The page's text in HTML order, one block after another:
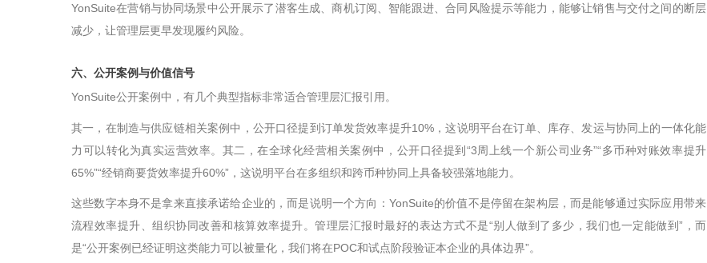
YonSuite在营销与协同场景中公开展示了潜客生成、商机订阅、智能跟进、合同风险提示等能力，能够让销售与交付之间的断层
减少，让管理层更早发现履约风险。
六、公开案例与价值信号
YonSuite公开案例中，有几个典型指标非常适合管理层汇报引用。
其一，在制造与供应链相关案例中，公开口径提到订单发货效率提升10% ，这说明平台在订单、库存、发运与协同上的一体化能
力可以转化为真实运营效率。其二，在全球化经营相关案例中，公开口径提到“3周上线一个新公司业务”“多币种对账效率提升
65%”“经销商要货效率提升60%” ，这说明平台在多组织和跨币种协同上具备较强落地能力。
这些数字本身不是拿来直接承诺给企业的，而是说明一个方向： YonSuite的价值不是停留在架构层，而是能够通过实际应用带来
流程效率提升、组织协同改善和核算效率提升。管理层汇报时最好的表达方式不是“别人做到了多少，我们也一定能做到” ，而
是“公开案例已经证明这类能力可以被量化，我们将在POC和试点阶段验证本企业的具体边界”。